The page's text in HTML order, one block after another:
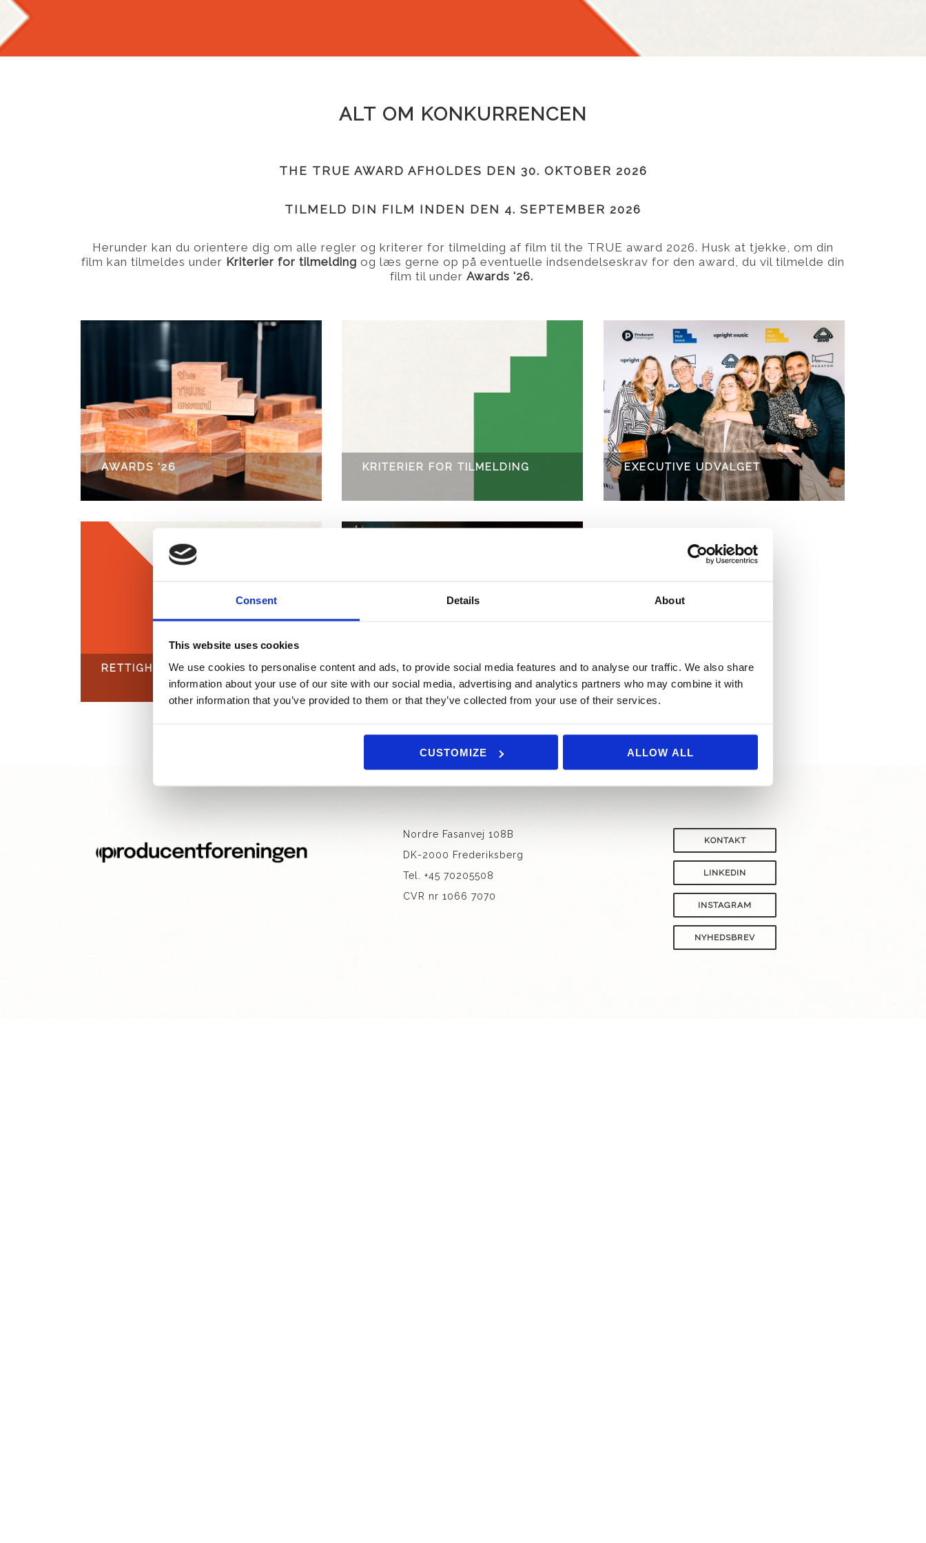
Consent Details About
This website uses cookies
We use cookies to personalise content and ads, to provide social media features and to analyse our traffic. We also share
information about your use of our site with our social media, advertising and analytics partners who may combine it with
other information that you’ve provided to them or that they’ve collected from your use of their services.
CUSTOMIZE ALLOW ALL
ALT OM KONKURRENCEN
THE TRUE AWARD AFHOLDES DEN 30. OKTOBER 2026
TILMELD DIN FILM INDEN DEN 4. SEPTEMBER 2026
Herunder kan du orientere dig om alle regler og kriterer for tilmelding af film til the TRUE award 2026. Husk at tjekke, om din
film kan tilmeldes under Kriterier for tilmelding og læs gerne op på eventuelle indsendelseskrav for den award, du vil tilmelde din
film til under Awards '26.
AWARDS '26 KRITERIER FOR TILMELDING EXECUTIVE UDVALGET
RETTIGHEDER VINDERE 2025
Nordre Fasanvej 108B
DK-2000 Frederiksberg
Tel. +45 70205508
CVR nr 1066 7070
KONTAKT
LINKEDIN
INSTAGRAM
NYHEDSBREV